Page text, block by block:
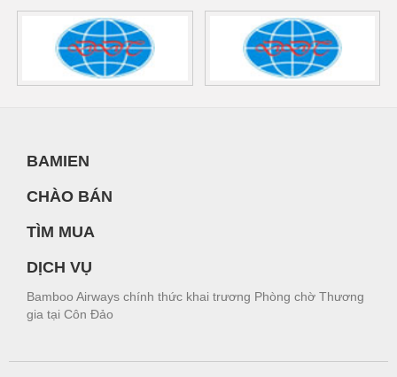
BAMIEN
CHÀO BÁN
TÌM MUA
DỊCH VỤ
Bamboo Airways chính thức khai trương Phòng chờ Thương
gia tại Côn Đảo